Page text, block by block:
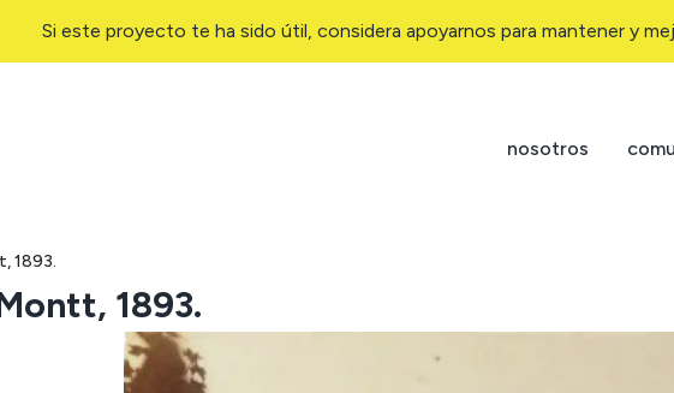
Si este proyecto te ha sido útil, considera apoyarnos para mantener y
nosotros
1893.
1893.